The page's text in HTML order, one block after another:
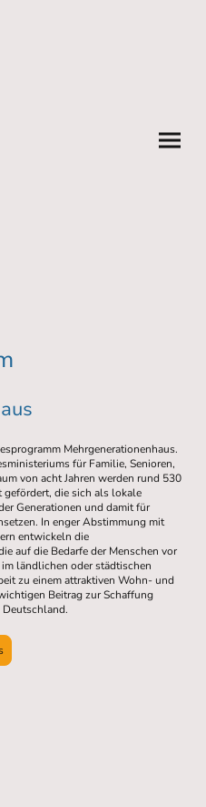
Mehrgenerationenhaus.
für Familie, Senioren,
von acht Jahren werden rund 530
gefördert, die sich als lokale
Generationen und damit für
In enger Abstimmung mit
entwickeln die
auf die Bedarfe der Menschen vor
ländlichen oder städtischen
zu einem attraktiven Wohn- und
Beitrag zur Schaffung